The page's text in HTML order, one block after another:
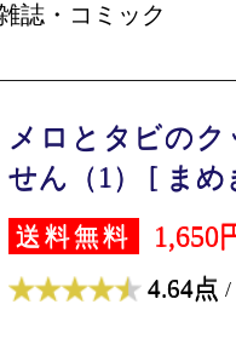
誌・コミック
メロとタビの
せん（1） [ まめ
送料無料 1,650
4.64点 /